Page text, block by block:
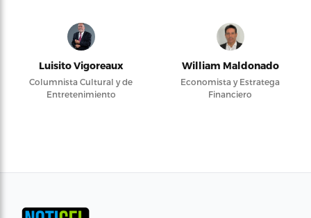
Luisito Vigoreaux
Columnista Cultural y de
Entretenimiento
William Maldonado
Economista y Estratega
Financiero